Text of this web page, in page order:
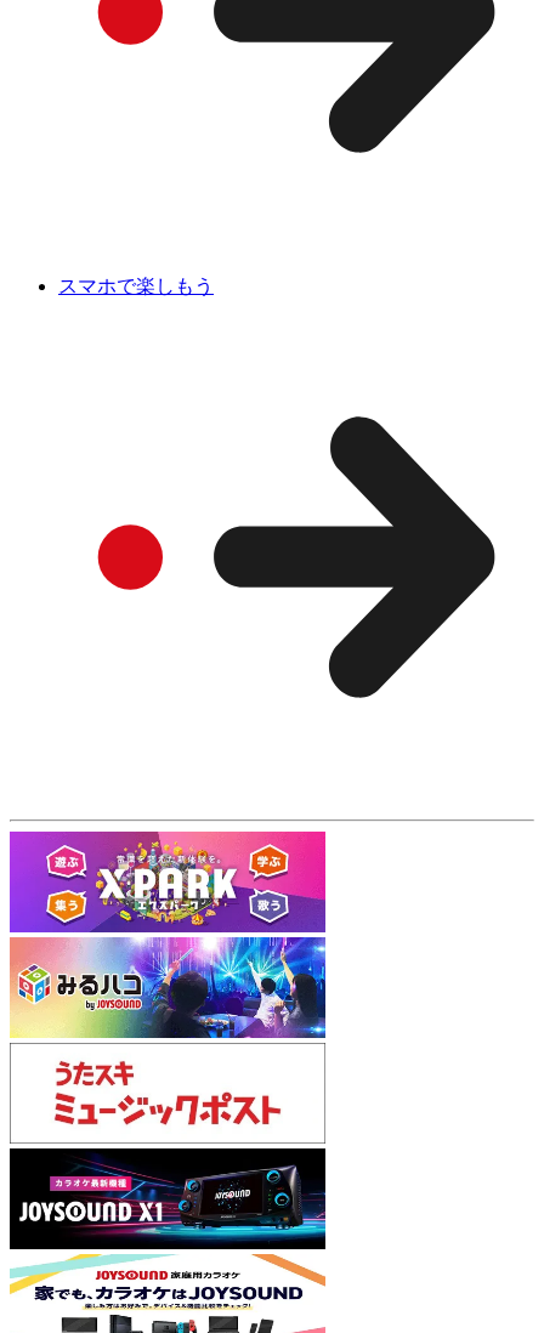
スマホで楽しもう